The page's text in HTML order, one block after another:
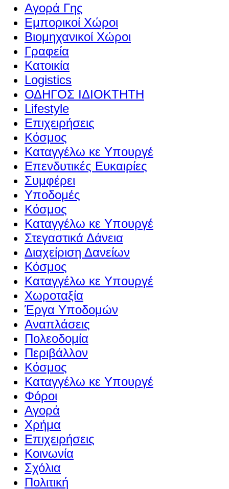
Αγορά Γης
Εμπορικοί Χώροι
Βιομηχανικοί Χώροι
Γραφεία
Κατοικία
Logistics
ΟΔΗΓΟΣ ΙΔΙΟΚΤΗΤΗ
Lifestyle
Επιχειρήσεις
Κόσμος
Καταγγέλω κε Υπουργέ
Επενδυτικές Ευκαιρίες
Συμφέρει
Υποδομές
Κόσμος
Καταγγέλω κε Υπουργέ
Στεγαστικά Δάνεια
Διαχείριση Δανείων
Κόσμος
Καταγγέλω κε Υπουργέ
Χωροταξία
Έργα Υποδομών
Αναπλάσεις
Πολεοδομία
Περιβάλλον
Κόσμος
Καταγγέλω κε Υπουργέ
Φόροι
Αγορά
Χρήμα
Επιχειρήσεις
Κοινωνία
Σχόλια
Πολιτική